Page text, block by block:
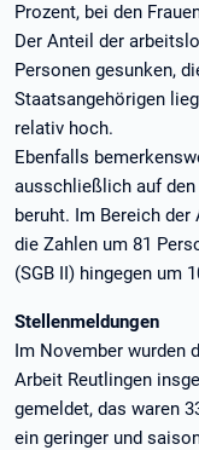
Prozent, bei den
Der Anteil der
Personen gesunken,
Staatsangehörigen
relativ hoch.
Ebenfalls
ausschließlich auf den
beruht. Im Bereich
die Zahlen um 81
(SGB II) hingegen um
Stellenmeldungen
Im November wurden
Arbeit Reutlingen
gemeldet, das waren
ein geringer und